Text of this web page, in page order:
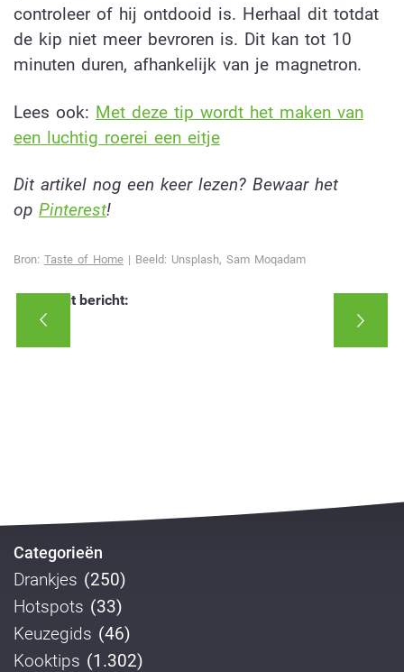
controleer of hij ontdooid is. Herhaal dit totdat
de kip niet meer bevroren is. Dit kan tot 10
minuten duren, afhankelijk van je magnetron.
Lees ook: Met deze tip wordt het maken van
een luchtig roerei een eitje
Dit artikel nog een keer lezen? Bewaar het
op Pinterest!
Bron: Taste of Home | Beeld: Unsplash, Sam Moqadam
Deel dit bericht:
Categorieën
Drankjes (250)
Hotspots (33)
Keuzegids (46)
Kooktips (1.302)